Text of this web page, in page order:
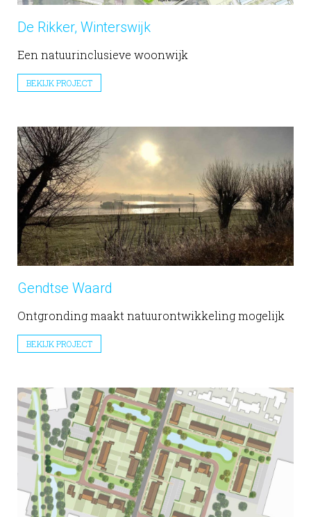
De Rikker, Winterswijk
Een natuurinclusieve woonwijk
BEKIJK PROJECT
Gendtse Waard
Ontgronding maakt natuurontwikkeling mogelijk
BEKIJK PROJECT